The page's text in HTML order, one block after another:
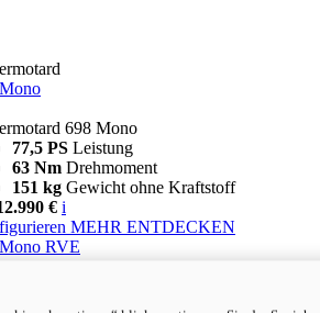
698 Mono
77,5 PS Leistung
63 Nm Drehmoment
151 kg Gewicht ohne Kraftstoff
€ i
MEHR ENTDECKEN
RVE
77,5 PS
Leistung